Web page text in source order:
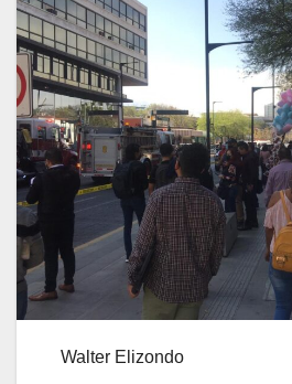
Walter Elizondo